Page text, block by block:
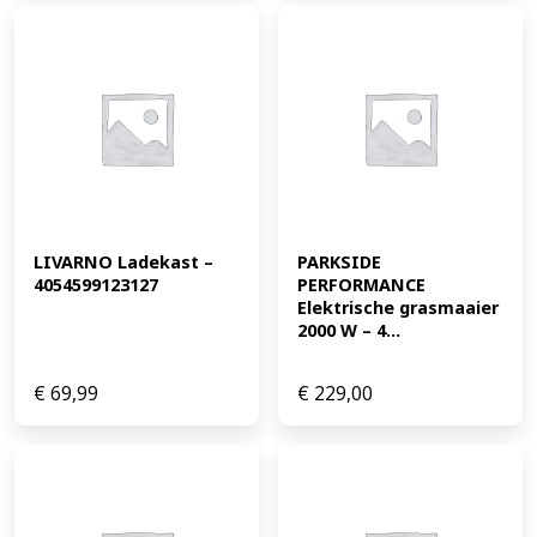
LIVARNO Ladekast –
4054599123127
€69,99
PARKSIDE
PERFORMANCE
Elektrische grasmaaier
2000 W – 4...
€ 229,00